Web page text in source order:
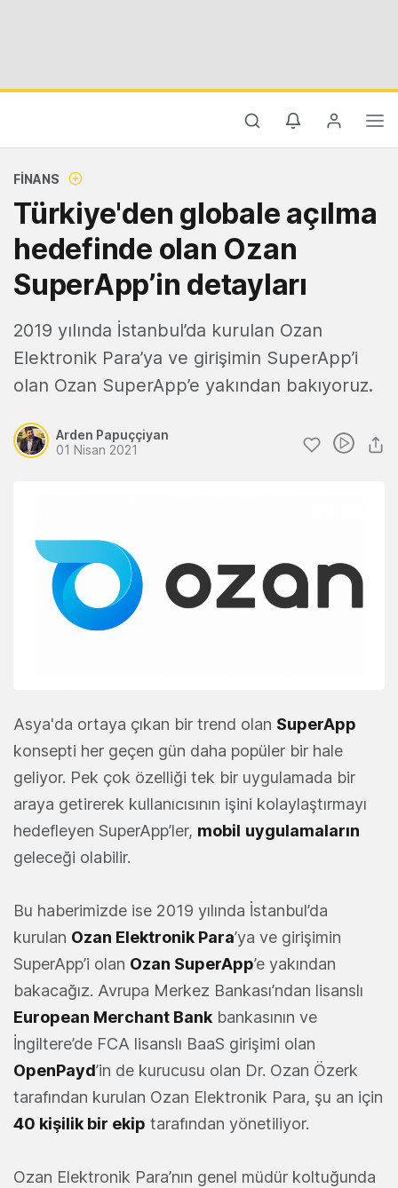
FINANS
Türkiye'den globale açılma
hedefinde olan Ozan
SuperApp’in detayları
2019 yılında İstanbul’da kurulan Ozan
Elektronik Para’ya ve girişimin SuperApp’i
olan Ozan SuperApp’e yakından bakıyoruz.
Arden Papuççiyan
01 Nisan 2021
Asya'da ortaya çıkan bir trend olan SuperApp
konsepti her geçen gün daha popüler bir hale
geliyor. Pek çok özelliği tek bir uygulamada bir
araya getirerek kullanıcısının işini kolaylaştırmayı
hedefleyen SuperApp’ler, mobil uygulamaların
geleceği olabilir.
Bu haberimizde ise 2019 yılında İstanbul’da
kurulan Ozan Elektronik Para’ya ve girişimin
SuperApp’i olan Ozan SuperApp’e yakından
bakacağız. Avrupa Merkez Bankası’ndan lisanslı
European Merchant Bank bankasının ve
İngiltere’de FCA lisanslı BaaS girişimi olan
OpenPayd’in de kurucusu olan Dr. Ozan Özerk
tarafından kurulan Ozan Elektronik Para, şu an için
40 kişilik bir ekip tarafından yönetiliyor.
Ozan Elektronik Para’nın genel müdür koltuğunda